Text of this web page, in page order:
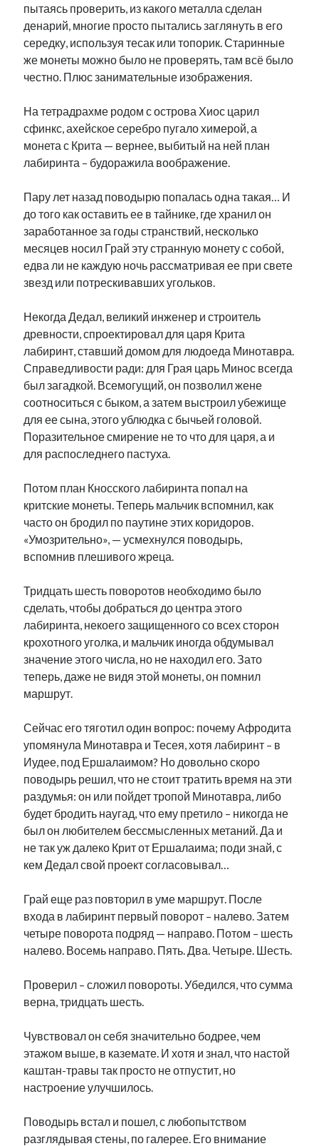
пытаясь проверить, из какого металла сделан
денарий, многие просто пытались заглянуть в его
середку, используя тесак или топорик. Старинные
же монеты можно было не проверять, там всё было
честно. Плюс занимательные изображения.
На тетрадрахме родом с острова Хиос царил
сфинкс, ахейское серебро пугало химерой, а
монета с Крита — вернее, выбитый на ней план
лабиринта – будоражила воображение.
Пару лет назад поводырю попалась одна такая… И
до того как оставить ее в тайнике, где хранил он
заработанное за годы странствий, несколько
месяцев носил Грай эту странную монету с собой,
едва ли не каждую ночь рассматривая ее при свете
звезд или потрескивавших угольков.
Некогда Дедал, великий инженер и строитель
древности, спроектировал для царя Крита
лабиринт, ставший домом для людоеда Минотавра.
Справедливости ради: для Грая царь Минос всегда
был загадкой. Всемогущий, он позволил жене
соотноситься с быком, а затем выстроил убежище
для ее сына, этого ублюдка с бычьей головой.
Поразительное смирение не то что для царя, а и
для распоследнего пастуха.
Потом план Кносского лабиринта попал на
критские монеты. Теперь мальчик вспомнил, как
часто он бродил по паутине этих коридоров.
«Умозрительно», — усмехнулся поводырь,
вспомнив плешивого жреца.
Тридцать шесть поворотов необходимо было
сделать, чтобы добраться до центра этого
лабиринта, некоего защищенного со всех сторон
крохотного уголка, и мальчик иногда обдумывал
значение этого числа, но не находил его. Зато
теперь, даже не видя этой монеты, он помнил
маршрут.
Сейчас его тяготил один вопрос: почему Афродита
упомянула Минотавра и Тесея, хотя лабиринт – в
Иудее, под Ершалаимом? Но довольно скоро
поводырь решил, что не стоит тратить время на эти
раздумья: он или пойдет тропой Минотавра, либо
будет бродить наугад, что ему претило – никогда не
был он любителем бессмысленных метаний. Да и
не так уж далеко Крит от Ершалаима; поди знай, с
кем Дедал свой проект согласовывал…
Грай еще раз повторил в уме маршрут. После
входа в лабиринт первый поворот – налево. Затем
четыре поворота подряд — направо. Потом – шесть
налево. Восемь направо. Пять. Два. Четыре. Шесть.
Проверил – сложил повороты. Убедился, что сумма
верна, тридцать шесть.
Чувствовал он себя значительно бодрее, чем
этажом выше, в каземате. И хотя и знал, что настой
каштан-травы так просто не отпустит, но
настроение улучшилось.
Поводырь встал и пошел, с любопытством
разглядывая стены, по галерее. Его внимание